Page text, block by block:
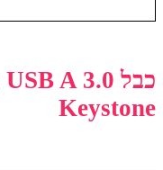
Keystone